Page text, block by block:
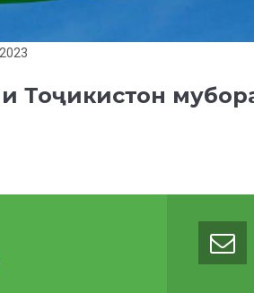
Тоҷикистон